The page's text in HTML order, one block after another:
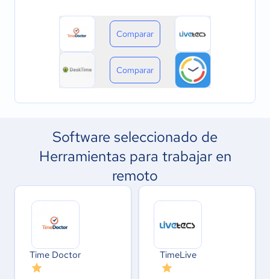
Comparar
Comparar
Software seleccionado de
Herramientas para trabajar en
remoto
Time Doctor TimeLive